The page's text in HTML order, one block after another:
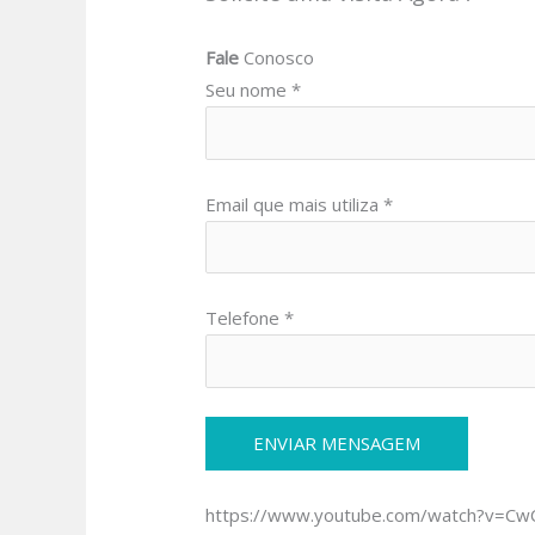
Fale Conosco
Seu nome *
Email que mais utiliza *
Telefone *
https://www.youtube.com/